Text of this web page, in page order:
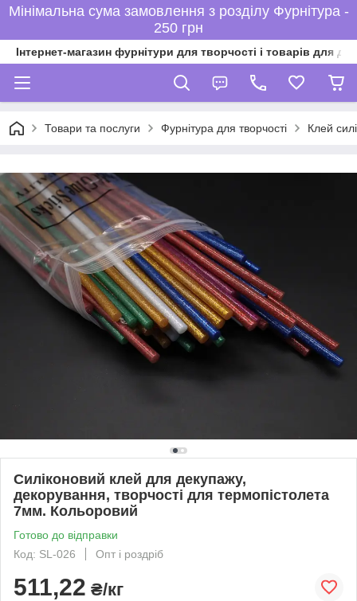
Мінімальна сума замовлення з розділу Фурнітура -
250 грн
Інтернет-магазин фурнітури для творчості і товарів для
Товари та послуги Фурнітура для творчості Клей
Силіконовий клей для декупажу,
декорування, творчості для термопістолета
7мм. Кольоровий
Готово до відправки
Код: SL-026
Опт і роздріб
511,22 ₴/кг